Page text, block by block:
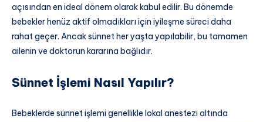
açısından en ideal dönem olarak kabul edilir. Bu dönemde
bebekler henüz aktif olmadıkları için iyileşme süreci daha
rahat geçer. Ancak sünnet her yaşta yapılabilir, bu tamamen
ailenin ve doktorun kararına bağlıdır.
Sünnet İşlemi Nasıl Yapılır?
Bebeklerde sünnet işlemi genellikle lokal anestezi altında